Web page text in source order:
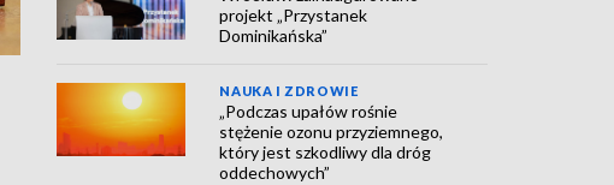
projekt „Przystanek
Dominikańska”
NAUKA I ZDROWIE
„Podczas upałów rośnie
stężenie ozonu przyziemnego,
który jest szkodliwy dla dróg
oddechowych”